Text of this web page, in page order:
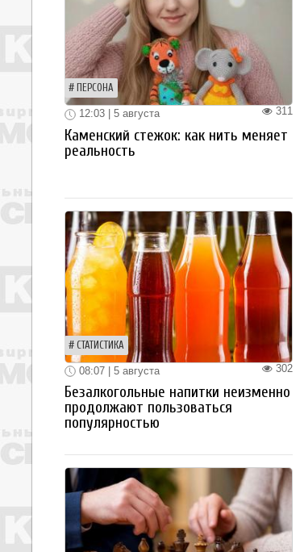
ПЕРСОНА
311
12:03 | 5 августа
Каменский стежок: как нить меняет
реальность
СТАТИСТИКА
302
08:07 | 5 августа
Безалкогольные напитки неизменно
продолжают пользоваться
популярностью